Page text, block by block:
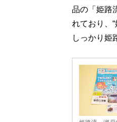
品の「姫路
れており、
しっかり姫